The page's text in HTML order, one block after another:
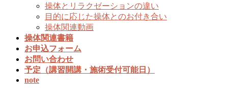
操体とリラクゼーションの違い
目的に応じた操体とのお付き合い
操体関連動画
操体関連書籍
お申込フォーム
お問い合わせ
予定（講習開講・施術受付可能日）
note